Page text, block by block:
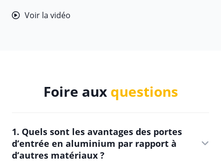
Voir la vidéo
Foire aux questions
1. Quels sont les avantages des portes
d’entrée en aluminium par rapport à
d’autres matériaux ?